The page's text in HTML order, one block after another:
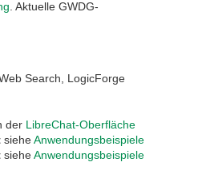
. Aktuelle GWDG-
Search, LogicForge
der LibreChat-Oberfläche
sieheAnwendungsbeispiele
sieheAnwendungsbeispiele